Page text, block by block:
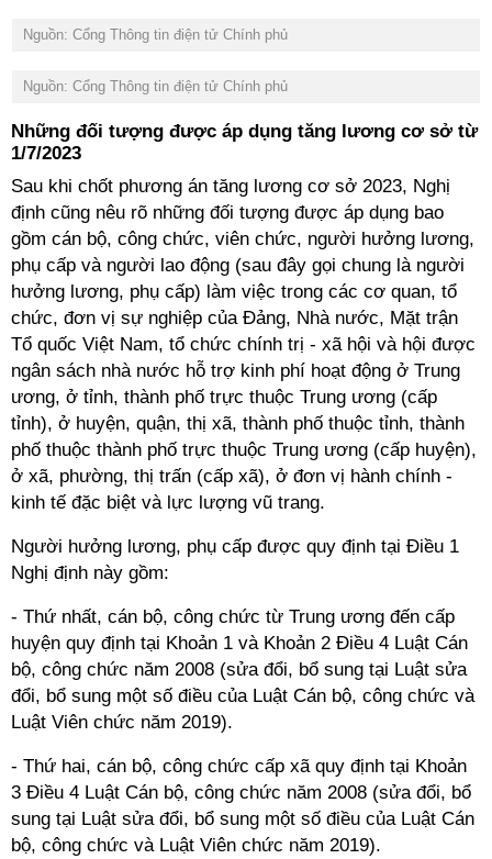
Nguồn: Cổng Thông tin điện tử Chính phủ
Nguồn: Cổng Thông tin điện tử Chính phủ
Những đối tượng được áp dụng tăng lương cơ sở từ
1/7/2023
Sau khi chốt phương án tăng lương cơ sở 2023, Nghị
định cũng nêu rõ những đối tượng được áp dụng bao
gồm cán bộ, công chức, viên chức, người hưởng lương,
phụ cấp và người lao động (sau đây gọi chung là người
hưởng lương, phụ cấp) làm việc trong các cơ quan, tổ
chức, đơn vị sự nghiệp của Đảng, Nhà nước, Mặt trận
Tổ quốc Việt Nam, tổ chức chính trị - xã hội và hội được
ngân sách nhà nước hỗ trợ kinh phí hoạt động ở Trung
ương, ở tỉnh, thành phố trực thuộc Trung ương (cấp
tỉnh), ở huyện, quận, thị xã, thành phố thuộc tỉnh, thành
phố thuộc thành phố trực thuộc Trung ương (cấp huyện),
ở xã, phường, thị trấn (cấp xã), ở đơn vị hành chính -
kinh tế đặc biệt và lực lượng vũ trang.
Người hưởng lương, phụ cấp được quy định tại Điều 1
Nghị định này gồm:
- Thứ nhất, cán bộ, công chức từ Trung ương đến cấp
huyện quy định tại Khoản 1 và Khoản 2 Điều 4 Luật Cán
bộ, công chức năm 2008 (sửa đổi, bổ sung tại Luật sửa
đổi, bổ sung một số điều của Luật Cán bộ, công chức và
Luật Viên chức năm 2019).
- Thứ hai, cán bộ, công chức cấp xã quy định tại Khoản
3 Điều 4 Luật Cán bộ, công chức năm 2008 (sửa đổi, bổ
sung tại Luật sửa đổi, bổ sung một số điều của Luật Cán
bộ, công chức và Luật Viên chức năm 2019).